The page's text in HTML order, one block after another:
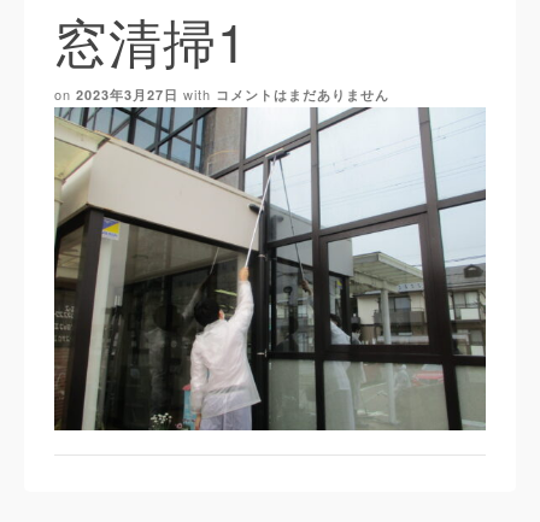
窓清掃1
on 2023年3月27日 with コメントはまだありません